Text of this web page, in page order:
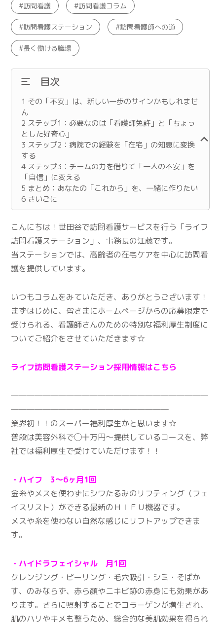
訪問看護 訪問看護コラム
訪問看護ステーション 訪問看護師への道
長く働ける職場
目次
1 その「不安」は、新しい一歩のサインかもしれませ
ん
2 ステップ1：必要なのは「看護師免許」と「ちょっ
とした好奇心」
3 ステップ2：病院での経験を「在宅」の知恵に変換
する
4 ステップ3：チームの力を借りて「一人の不安」を
「自信」に変える
5 まとめ：あなたの「これから」を、一緒に作りたい
6 さいごに
こんにちは！世田谷で訪問看護サービスを行う「ライフ
訪問看護ステーション」、事務長の江藤です。
当ステーションでは、高齢者の在宅ケアを中心に訪問看
護を提供しています。
いつもコラムをみていただき、ありがとうございます！
まずはじめに、皆さまにホームページからの応募限定で
受けられる、看護師さんのための特別な福利厚生制度に
ついてご紹介をさせていただきます☆
ライフ訪問看護ステーション採用情報はこちら
―――――――――――――――――――――――――
――――――――――――――――――――
業界初！！のスーパー福利厚生かと思います☆
普段は美容外科で◯十万円〜提供しているコースを、弊
社では福利厚生で受けていただけます！！
・ハイフ 3～6ヶ月1回
金糸やメスを使わずにシワたるみのリフティング（フェ
イスリスト）ができる最新のＨＩＦＵ機器です。
メスや糸を使わない自然な感じにリフトアップできま
す。
・ハイドラフェイシャル 月1回
クレンジング・ピーリング・毛穴吸引・シミ・そばか
す、のみならず、赤ら顔やニキビ跡の赤身にも効果があ
ります。さらに照射することでコラーゲンが増生され、
肌のハリやキメも整うため、総合的な美肌効果を得られ